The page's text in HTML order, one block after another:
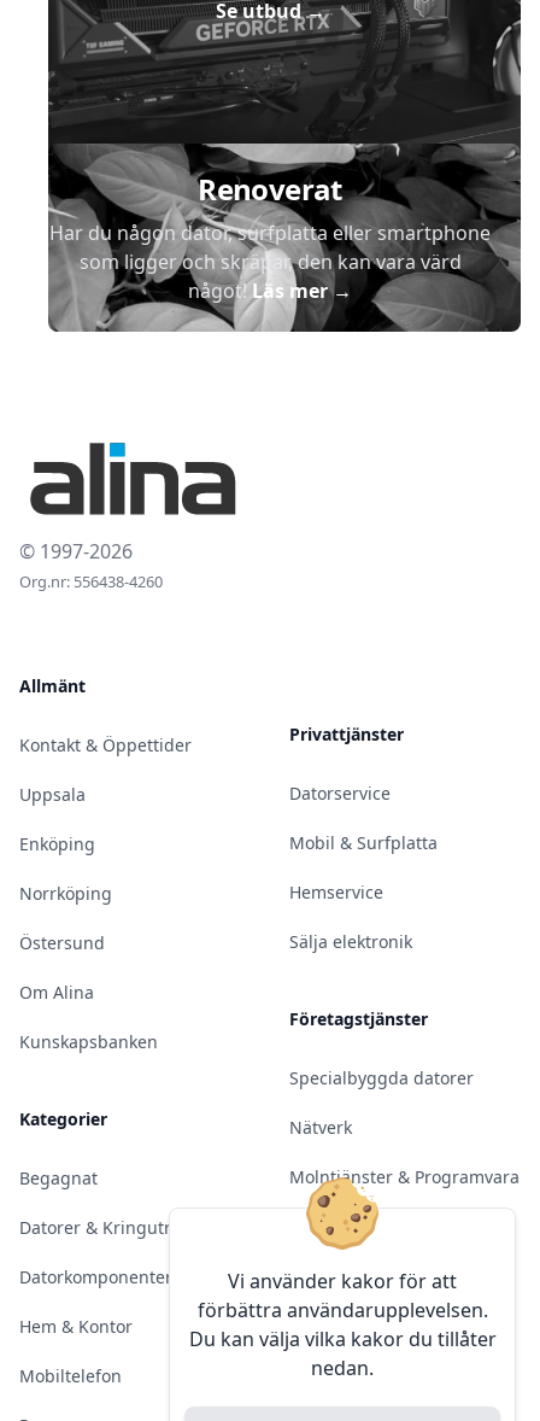
Vi använder kakor för att
förbättra användarupplevelsen.
Du kan välja vilka kakor du tillåter
nedan.
Se utbud→
Renoverat
Har du någon dator, surfplatta eller smartphone
som ligger och skräpar, den kan vara värd
något!Läs mer→
© 1997-2026
Org.nr: 556438-4260
Allmänt
Kontakt & Öppettider
Uppsala
Enköping
Norrköping
Östersund
Om Alina
Kunskapsbanken
Kategorier
Begagnat
Datorer & Kringutrustning
Datorkomponenter
Hem & Kontor
Mobiltelefon
Privattjänster
Datorservice
Mobil & Surfplatta
Hemservice
Sälja elektronik
Företagstjänster
Specialbyggda datorer
Nätverk
Molntjänster & Programvara
Server & Backup
Kameraövervakning
Konferens & Public Display
Sälja elektronik